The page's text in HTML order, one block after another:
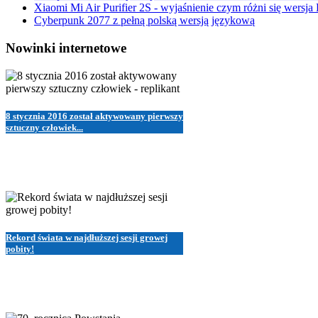
Xiaomi Mi Air Purifier 2S - wyjaśnienie czym różni się wersja
Cyberpunk 2077 z pełną polską wersją językową
Nowinki internetowe
8 stycznia 2016 został aktywowany pierwszy
sztuczny człowiek...
Rekord świata w najdłuższej sesji growej
pobity!